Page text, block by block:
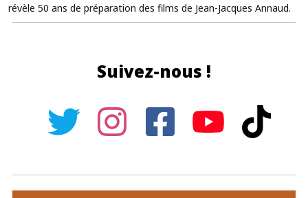
révèle 50 ans de préparation des films de Jean-Jacques Annaud.
Suivez-nous !